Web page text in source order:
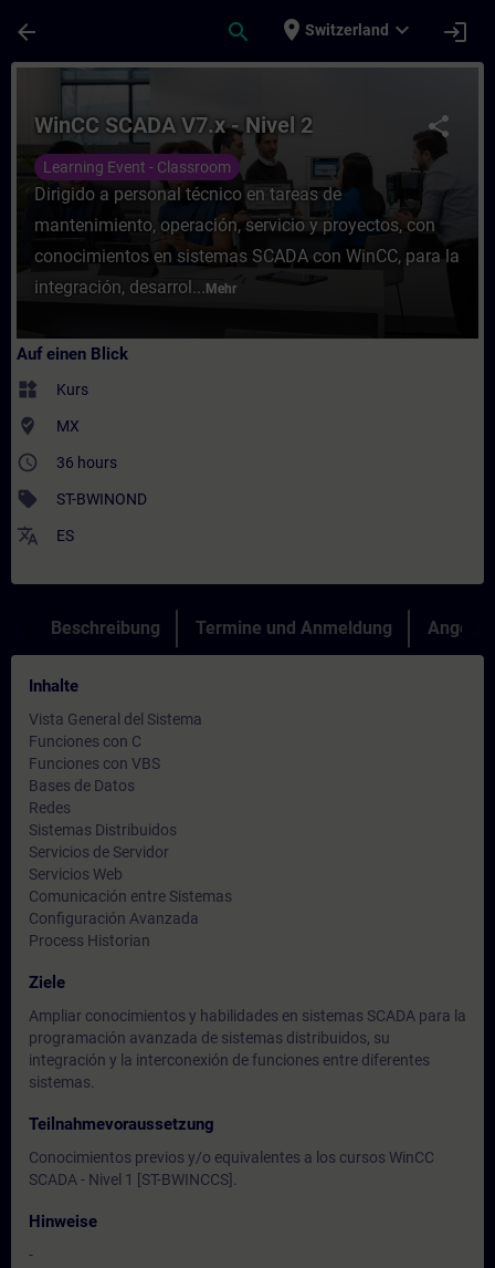
arrow_back search place Switzerland expand_more login
Kurs - WinCC SCADA V7.x - Nivel 2 -
share
WinCC SCADA V7.x - Nivel 2
Learning Event - Classroom
Dirigido a personal técnico en tareas de
mantenimiento, operación, servicio y proyectos, con
conocimientos en sistemas SCADA con WinCC, para la
integración, desarrol... Mehr
Auf einen Blick
widgets Kurs
where_to_vote MX
access_time 36 hours
sell ST-BWINOND
translate ES
Beschreibung Termine und Anmeldung Angebot
Inhalte
Vista General del Sistema
Funciones con C
Funciones con VBS
Bases de Datos
Redes
Sistemas Distribuidos
Servicios de Servidor
Servicios Web
Comunicación entre Sistemas
Configuración Avanzada
Process Historian
Ziele
Ampliar conocimientos y habilidades en sistemas SCADA para la
programación avanzada de sistemas distribuidos, su
integración y la interconexión de funciones entre diferentes
sistemas.
Teilnahmevoraussetzung
Conocimientos previos y/o equivalentes a los cursos WinCC
SCADA - Nivel 1 [ST-BWINCCS].
Hinweise
-